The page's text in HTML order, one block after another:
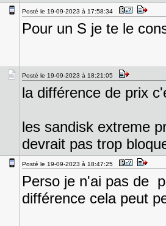
Posté le 19-09-2023 à 17:58:34
Pour un S je te le
Posté le 19-09-2023 à 18:21:05
la différence de prix
les sandisk extreme
devrait pas trop
Posté le 19-09-2023 à 18:47:25
Perso je n'ai pas de
différence cela peut